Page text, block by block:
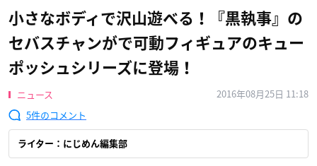
小さなボディで沢山遊べる！『黒執事』の
セバスチャンがで可動フィギュアのキュー
ポッシュシリーズに登場！
ニュース
2016年08月25日 11:18
5
ライター：にじめん編集部